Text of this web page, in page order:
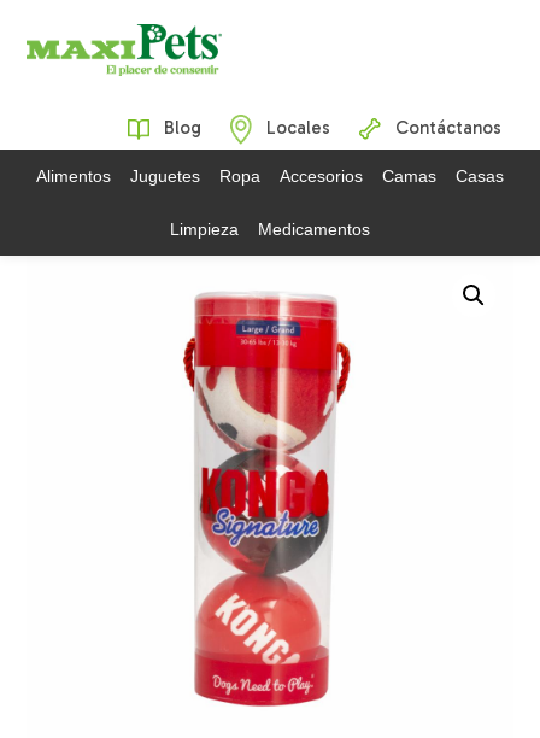
Blog Locales Contáctanos
Alimentos Juguetes Ropa Accesorios Camas Casas
Limpieza Medicamentos